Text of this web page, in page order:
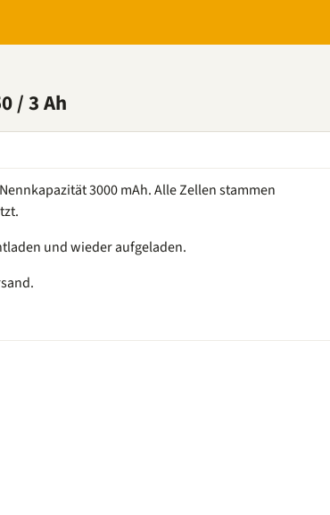
/ 3 Ah
3000 mAh. Alle Zellen stammen
und wieder aufgeladen.